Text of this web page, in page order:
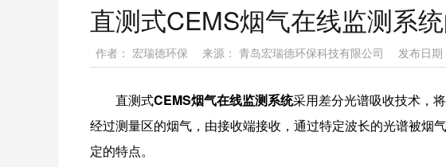
直测式CEMS烟气在线监测系
作者： 宏瑞德环保 来源： 青岛宏瑞德环保科技有限公司 发布日
直测式CEMS烟气在线监测系统采用差分光谱吸收技术，
经过测量区的烟气，由接收端接收，通过特定波长的光谱被烟
定的特点。